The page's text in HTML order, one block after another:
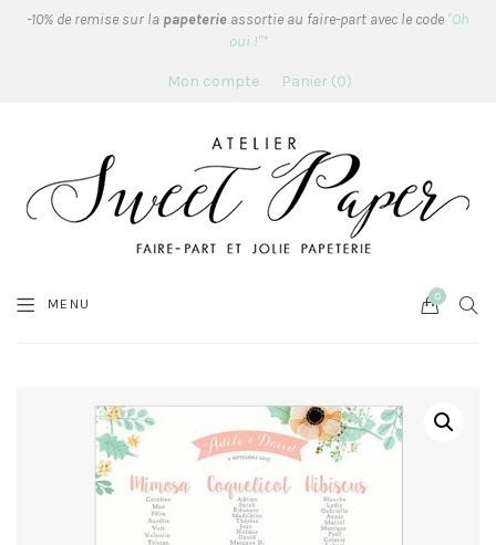
-10% de remise sur la papeterie assortie au faire-part avec le code "Oh
oui !"*
Mon compte Panier 0
MENU Cart
0